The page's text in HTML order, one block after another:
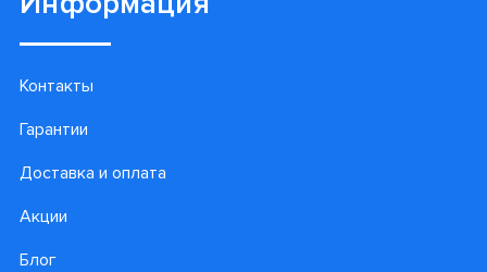
Контакты
Гарантии
Доставка и оплата
Акции
Блог